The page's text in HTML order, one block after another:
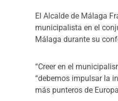
El Alcalde de Málaga
municipalista en el
Málaga durante su
“Creer en el
“debemos impulsar la
más punteros de